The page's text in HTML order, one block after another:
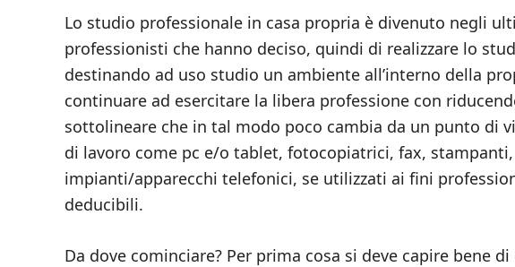
Lo studio professionale in casa propria è divenuto negli
professionisti che hanno deciso, quindi di realizzare lo
destinando ad uso studio un ambiente all’interno della
continuare ad esercitare la libera professione con
sottolineare che in tal modo poco cambia da un punto di
di lavoro come pc e/o tablet, fotocopiatrici, fax,
impianti/apparecchi telefonici, se utilizzati ai fini
deducibili.
Da dove cominciare? Per prima cosa si deve capire bene